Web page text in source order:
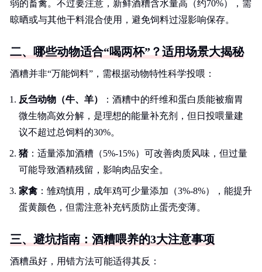
弱的畜禽。不过要注意，新鲜酒糟含水量高（约70%），需
晾晒或与其他干料混合使用，避免饲料过湿影响保存。
二、哪些动物适合“喝两杯”？适用场景大揭秘
酒糟并非“万能饲料”，需根据动物特性科学投喂：
反刍动物（牛、羊）
：酒糟中的纤维和蛋白质能被瘤胃
微生物高效分解，是理想的能量补充剂，但日投喂量建
议不超过总饲料的30%。
猪：适量添加酒糟（5%-15%）可改善肉质风味，但过量
可能导致酒精残留，影响肉品安全。
家禽 ：雏鸡慎用，成年鸡可少量添加（3%-8%），能提升
蛋黄颜色，但需注意补充钙质防止蛋壳变薄。
三、避坑指南：酒糟喂养的3大注意事项
酒糟虽好，用错方法可能适得其反：